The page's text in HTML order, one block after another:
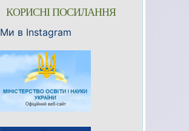
КОРИСНІ ПОСИЛАННЯ
Ми в Instagram